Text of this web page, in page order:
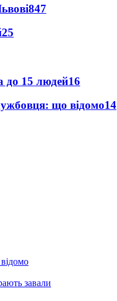
847
25
до 15 людей16
що відомо14
завали